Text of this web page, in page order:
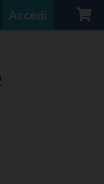
Accedi